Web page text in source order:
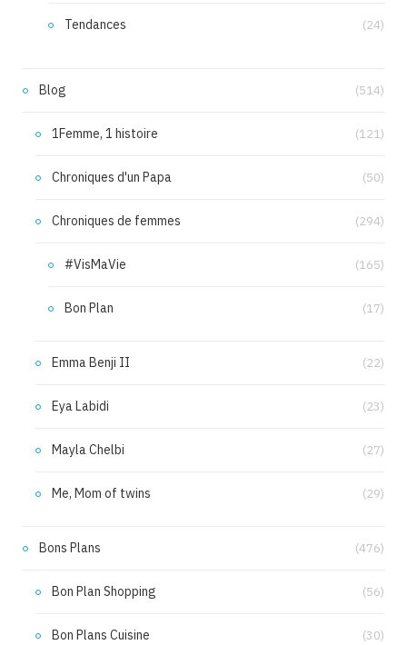
Tendances (24)
Blog (514)
1Femme, 1 histoire (121)
Chroniques d'un Papa (50)
Chroniques de femmes (294)
#VisMaVie (165)
Bon Plan (17)
Emma Benji II (22)
Eya Labidi (23)
Mayla Chelbi (27)
Me, Mom of twins (29)
Bons Plans (476)
Bon Plan Shopping (56)
Bon Plans Cuisine (30)